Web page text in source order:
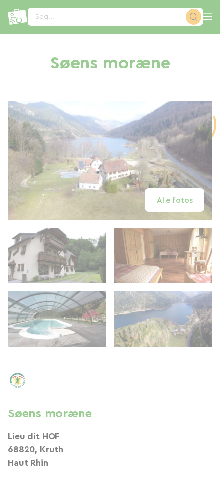
Søg...
Søens moræne
Alle fotos
Søens moræne
Lieu dit HOF
68820, Kruth
Haut Rhin
CCookie-styringspanel